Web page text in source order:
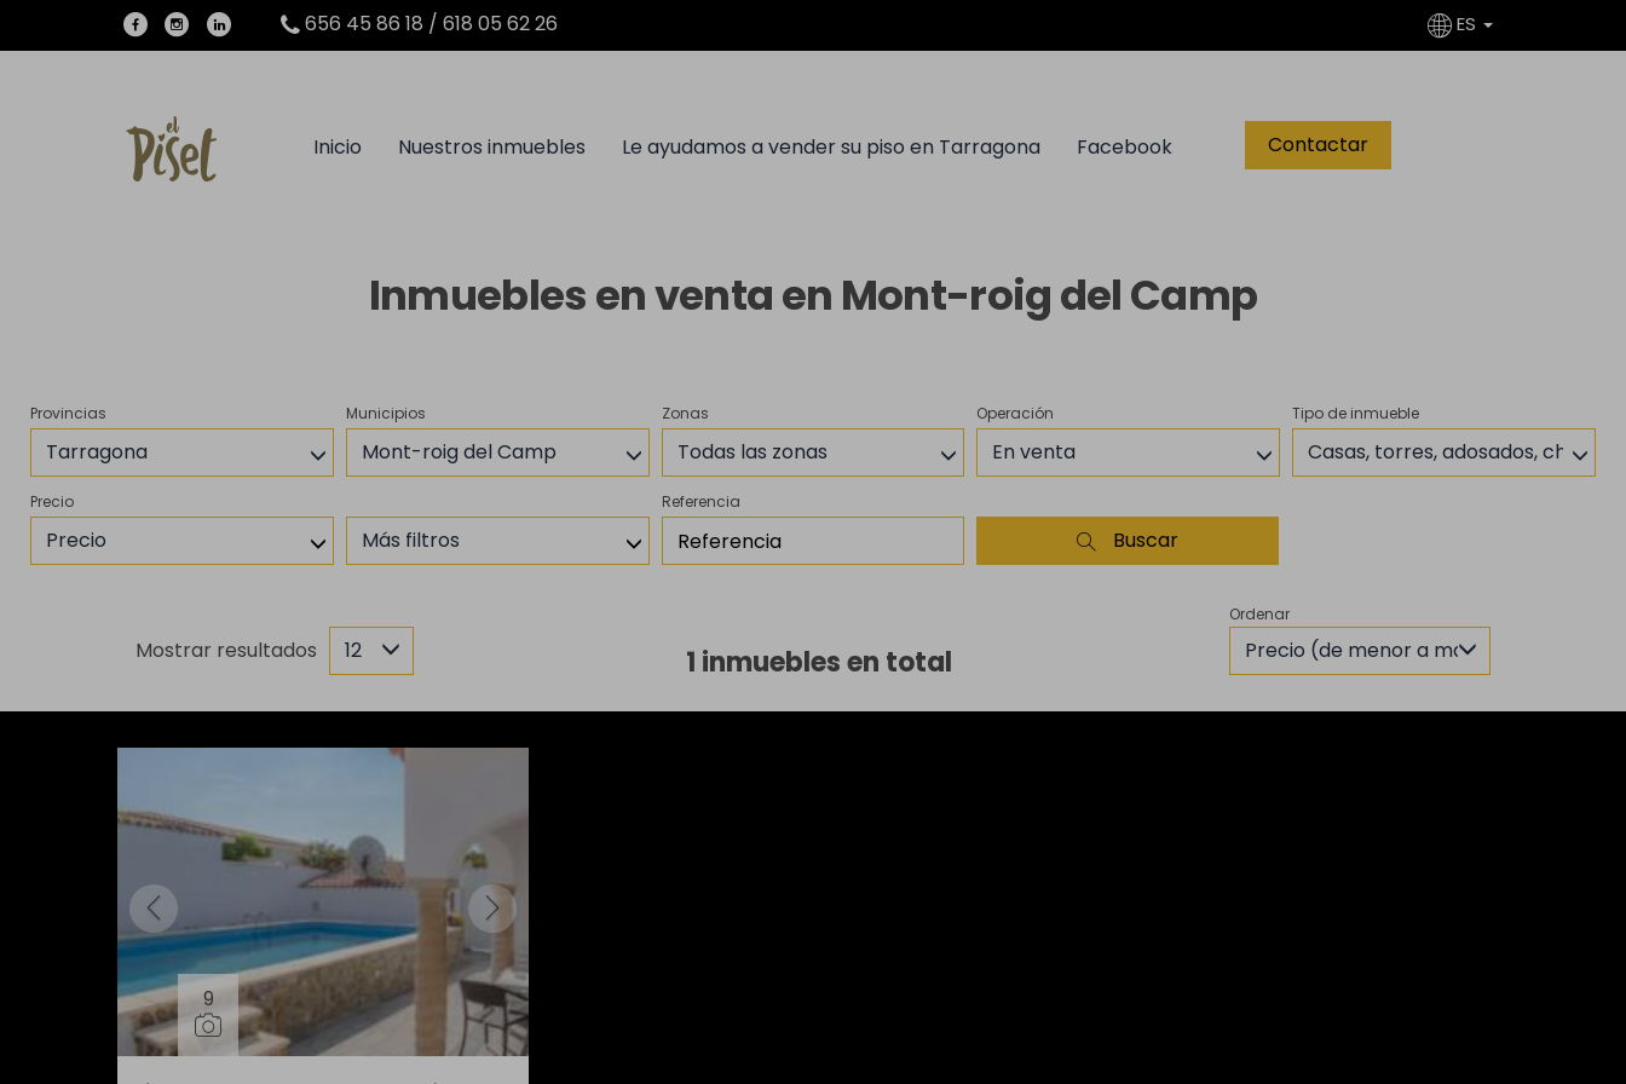
656 45 86 18 / 618 05 62 26 ES
Inicio Nuestros inmuebles Le ayudamos a vender su piso en Tarragona Facebook Contactar
Inmuebles en venta en Mont-roig del Camp
Provincias
Tarragona
Municipios
Mont-roig del Camp
Zonas
Todas las zonas
Operación
En venta
Tipo de inmueble
Casas, torres, adosados, chalets
Precio
Precio Más filtros
Referencia
Buscar
1 inmuebles en total
Ordenar
Precio (de menor a mayor)
Mostrar resultados 12
9